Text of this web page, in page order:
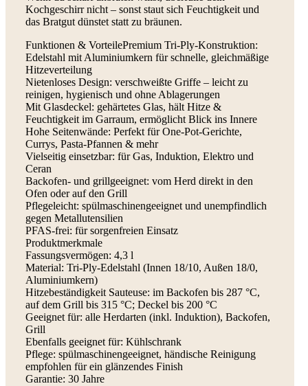
Kochgeschirr nicht – sonst staut sich Feuchtigkeit und
das Bratgut dünstet statt zu bräunen.
Funktionen & VorteilePremium Tri-Ply-Konstruktion:
Edelstahl mit Aluminiumkern für schnelle, gleichmäßige
Hitzeverteilung
Nietenloses Design: verschweißte Griffe – leicht zu
reinigen, hygienisch und ohne Ablagerungen
Mit Glasdeckel: gehärtetes Glas, hält Hitze &
Feuchtigkeit im Garraum, ermöglicht Blick ins Innere
Hohe Seitenwände: Perfekt für One-Pot-Gerichte,
Currys, Pasta-Pfannen & mehr
Vielseitig einsetzbar: für Gas, Induktion, Elektro und
Ceran
Backofen- und grillgeeignet: vom Herd direkt in den
Ofen oder auf den Grill
Pflegeleicht: spülmaschinengeeignet und unempfindlich
gegen Metallutensilien
PFAS-frei: für sorgenfreien Einsatz
Produktmerkmale
Fassungsvermögen: 4,3 l
Material: Tri-Ply-Edelstahl (Innen 18/10, Außen 18/0,
Aluminiumkern)
Hitzebeständigkeit Sauteuse: im Backofen bis 287 °C,
auf dem Grill bis 315 °C; Deckel bis 200 °C
Geeignet für: alle Herdarten (inkl. Induktion), Backofen,
Grill
Ebenfalls geeignet für: Kühlschrank
Pflege: spülmaschinengeeignet, händische Reinigung
empfohlen für ein glänzendes Finish
Garantie: 30 Jahre